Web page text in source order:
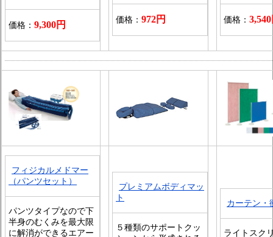
価格： 9,300円 価格： 972円 価格：
フィジカルメドマー
（パンツセット）
パンツタイプなので下
半身のむくみを最大限
に解消ができるエアー
プレミアムボディマッ
ト
５種類のサポートクッ
カーテン・
ライトスク